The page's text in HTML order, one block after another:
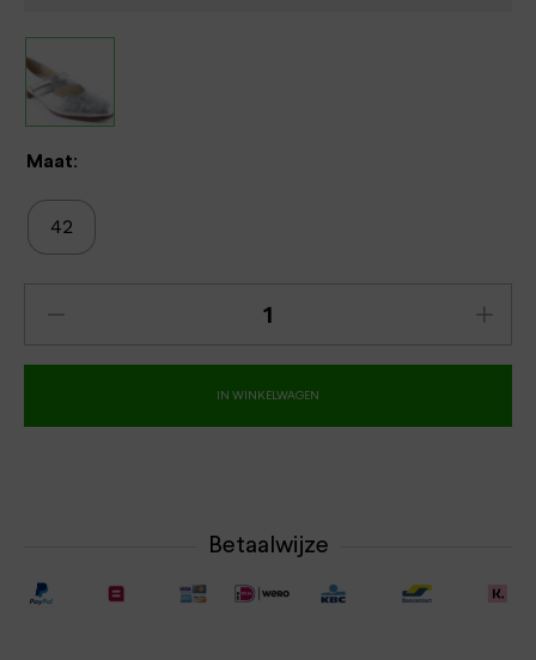
Maat:
42
IN WINKELWAGEN
Betaalwijze